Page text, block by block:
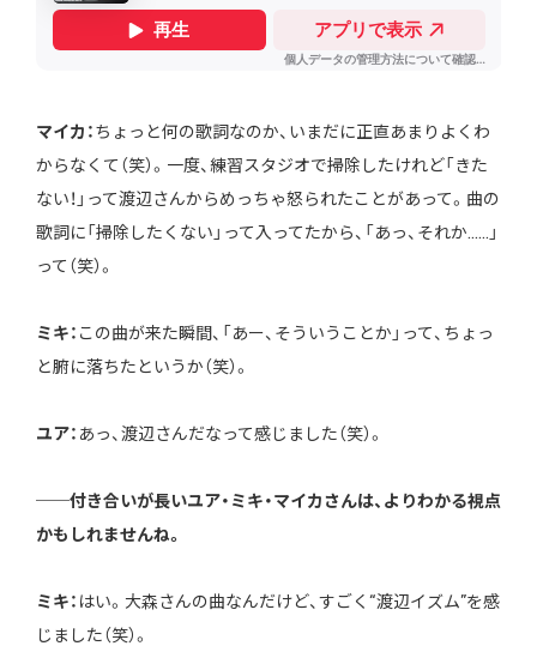
マイカ：ちょっと何の歌詞なのか、いまだに正直あまりよくわ
からなくて（笑）。一度、練習スタジオで掃除したけれど「きた
ない！」って渡辺さんからめっちゃ怒られたことがあって。曲の
歌詞に「掃除したくない」って入ってたから、「あっ、それか……」
って（笑）。
ミキ： この曲が来た瞬間、「あー、そういうことか」って、ちょっ
と腑に落ちたというか（笑）。
ユア： あっ、渡辺さんだなって感じました（笑）。
──付き合いが長いユア・ミキ・マイカさんは、よりわかる視点
かもしれませんね。
ミキ： はい。大森さんの曲なんだけど、すごく“渡辺イズム”を感
じました（笑）。